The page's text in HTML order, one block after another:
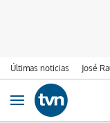
Últimas noticias José
Ir al contenido
Obrir navegació